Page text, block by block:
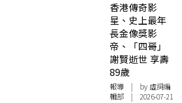
香港傳奇影
星、史上最年
長金像獎影
帝、「四哥」
謝賢逝世 享壽
89歲
報導 | by 虛詞編
輯部 | 2026-07-21